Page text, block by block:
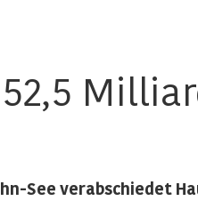
52,5
See verabschiedet